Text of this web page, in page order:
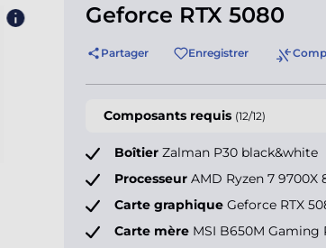
Geforce RTX 5080
Partager Enregistrer
Composants requis (12/12)
Boîtier Zalman P30 black&white
Processeur
Carte graphique Geforce RTX
Carte mère MSI B650M Gaming